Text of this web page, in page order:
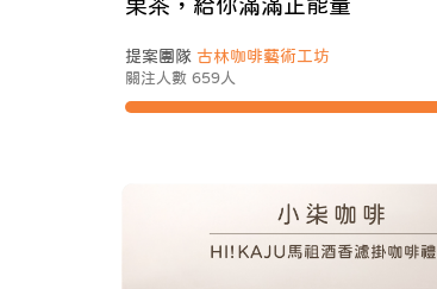
果茶，給你滿滿正能量
提案團隊 古林咖啡藝術工坊
關注人數 659人